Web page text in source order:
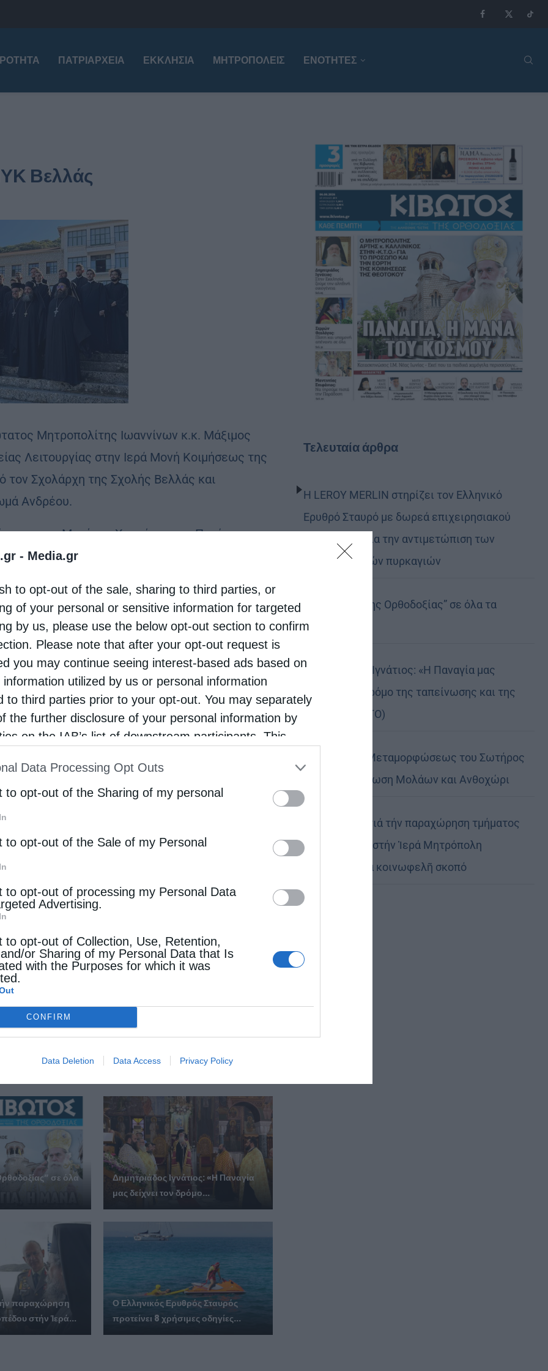
- Media.gr
to opt-out of the sale, sharing to third parties, or
of your personal or sensitive information for targeted
by us, please use the below opt-out section to confirm
Please note that after your opt-out request is
you may continue seeing interest-based ads based on
information utilized by us or personal information
to third parties prior to your opt-out. You may separately
the further disclosure of your personal information by
on the IAB’s list of downstream participants. This
of Downstream Participantsthat may further disclose it to
parties.
Data Processing Opt Outs
to opt-out of the Sharing of my personal
to opt-out of the Sale of my Personal
to opt-out of processing my Personal Data
Advertising.
to opt-out of Collection, Use, Retention,
or Sharing of my Personal Data that Is
with the Purposes for which it was
CONFIRM
Data Deletion Data Access Privacy Policy
ΠΑΤΡΙΑΡΧΕΊΑ ΕΚΚΛΗΣΊΑ ΜΗΤΡΟΠΌΛΕΙΣ ΕΝΟΤΗΤΕΣ
Βελλάς
Μητροπολίτης Ιωαννίνων κ.κ. Μάξιμος
Λειτουργίας στην Ιερά Μονή Κοιμήσεως της
τον Σχολάρχη της Σχολής Βελλάς και
Ανδρέου.
της Μονής π. Χρυσόστομος, Πατέρες της
Αμυράς, η κα Αγνή Νάκου, Αναπληρώτρια
Εκκλησιαστικής Εκπαίδευσης του
Μουτατζή καθώς και εκπρόσωποι των
της Σχολής Μαθητείας Υποψηφίων
στην ιερά αυτή σύναξη.
ρασοφορία των νεοεισαχθέντων φοιτητών υπό
Καθολικό της Μονής για τη νέα σχολική
στο μέγα χάρισμα της Ἱερωσύνης,
μαθητές για την ιερή τους απόφαση να
με έμφαση ότι οι υποψήφιοι κληρικοί
δεξίωση στην Τράπεζα της Σχολής Βελλάς,
με τους παρισταμένους και να ευχηθεί
Ο Μητροπολίτης Σουηδίας τέλεσε τον Αγιασμό στο Ελληνικό
σε όλα
Δημητριάδος Ιγνάτιος: «Η Παναγία
μας δείχνει τον δρόμο...
τήν παραχώρηση
στήν Ἱερά...
Ο Ελληνικός Ερυθρός Σταυρός
προτείνει 8 χρήσιμες οδηγίες...
Τελευταία άρθρα
Η LEROY MERLIN στηρίζει τον Ελληνικό
Ερυθρό Σταυρό με δωρεά επιχειρησιακού
εξοπλισμού για την αντιμετώπιση των
καταστροφικών πυρκαγιών
Η “Κιβωτός της Ορθοδοξίας” σε όλα τα
περίπτερα
Δημητριάδος Ιγνάτιος: «Η Παναγία μας
δείχνει τον δρόμο της ταπείνωσης και της
σιωπής» (ΦΩΤΟ)
Η εορτή της Μεταμορφώσεως του Σωτήρος
σε Μεταμόρφωση Μολάων και Ανθοχώρι
Εὐχαριστίες γιά τήν παραχώρηση τμήματος
στρατοπέδου στήν Ἱερά Μητρόπολη
Καστορίας γιά κοινωφελῆ σκοπό